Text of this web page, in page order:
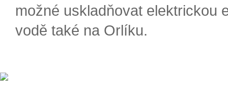
možné uskladňovat elektrickou
vodě také na Orlíku.